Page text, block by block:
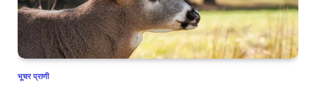
भूचर प्राणी